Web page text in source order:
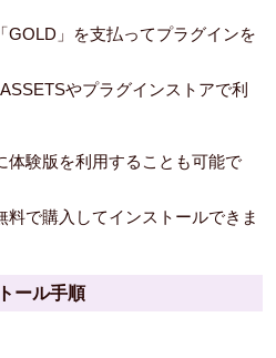
GOLD」を支払ってプラグインを
やプラグインストアで利
体験版を利用することも可能で
で購入してインストールできま
ール手順